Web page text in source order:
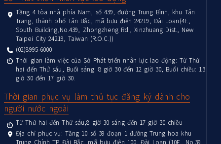
Tầng 4 tòa nhà phía Nam, số 439, đường Trung Bình, khu Tân
Trang, thành phố Tân Bắc, mã bưu điện 24219, Đài Loan(4F.,
South Building,No.439, Zhongzheng Rd., Xinzhuang Dist., New
Taipei City 24219, Taiwan (R.O.C.))
(02)8995-6000
Thời gian làm việc của Sở Phát triển nhân lực lao động: Từ Thứ
hai đến Thứ sáu, Buổi sáng: 8 giờ 30 đến 12 giờ 30, Buổi chiều: 13
giờ 30 đến 17 giờ 30.
Thời gian phục vụ làm thủ tục đăng ký dành cho
người nước ngoài
Từ Thứ hai đến Thứ sáu,8 giờ 30 sáng đến 17 giờ 30 chiều
Địa chỉ phục vụ: Tầng 10 số 39 đoạn 1 đường Trung hoa khu
Trung Chính TP Đài Bắc, mã bưu điện 100, Đài Loan (10F., No.39,